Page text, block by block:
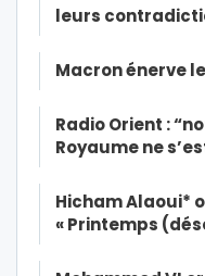
leurs
Macron énerve
Radio Orient :
Royaume ne
Hicham Alaoui*
« Printemps